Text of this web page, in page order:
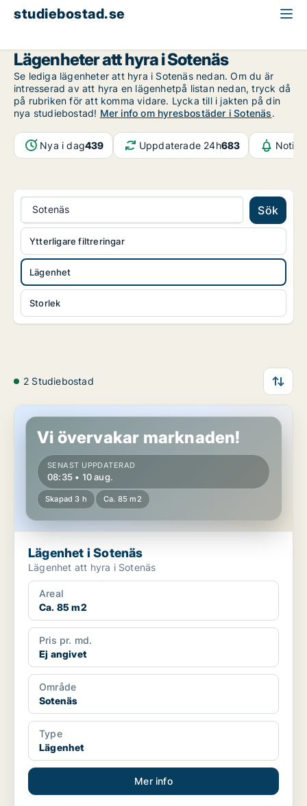
studiebostad.se
Lägenheter att hyra i Sotenäs
Se lediga lägenheter att hyra i Sotenäs nedan. Om du är
intresserad av att hyra en lägenhetpå listan nedan, tryck då
på rubriken för att komma vidare. Lycka till i jakten på din
nya studiebostad! Mer info om hyresbostäder i Sotenäs.
Nya i dag439 Uppdaterade 24h683
Sotenäs Sök
Lägenhet
Storlek
Ytterligare filtreringar
2 Studiebostad
Lägenhet i Sotenäs
Vi övervakar marknaden!
SENAST UPPDATERAD
08:35 • 10 aug.
Skapad 3 h Ca. 85 m2
Lägenhet i Sotenäs
Lägenhet att hyra i Sotenäs
Areal
Ca. 85 m2
Pris pr. md.
Ej angivet
Område
Sotenäs
Type
Lägenhet
Mer info